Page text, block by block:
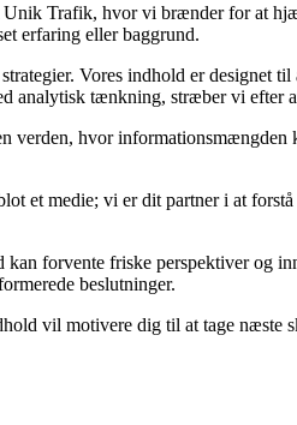
Trafik, hvor vi brænder for at
erfaring eller baggrund.
Vores indhold er designet
analytisk tænkning, stræber vi efter
hvor informationsmængden
et medie; vi er dit partner i at
kan forvente friske perspektiver og
beslutninger.
vil motivere dig til at tage næste